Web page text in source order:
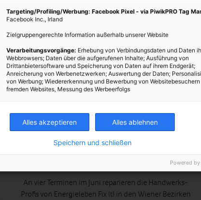
“Wer sich für die Umwelt interessiert,
muss auch schauen, dass das Gerät
länger hält”
An vier Terminen im Juni reparieren die Handwerks-
Profis von Energieleben Fix It! in den Wiener Bezirken
Targeting/Profiling/Werbung: Facebook Pixel - via PiwikPRO Tag
Facebook Inc., Irland
Zielgruppengerechte Information außerhalb unserer Website
Verarbeitungsvorgänge: Erhebung von Verbindungsdaten und Daten
Webbrowsers; Daten über die aufgerufenen Inhalte; Ausführung von
Drittanbietersoftware und Speicherung von Daten auf ihrem Endgerät;
Anreicherung von Werbenetzwerken; Auswertung der Daten;
von Werbung; Wiedererkennung und Bewerbung von
fremden Websites, Messung des Werbeerfolgs
Alles akzeptieren Alles ablehnen
Speichern und schließen
Powered by